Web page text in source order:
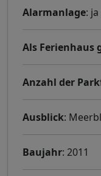
Alarmanlage: ja
Als Ferienhaus
Anzahl der
Ausblick:
Baujahr: 2011